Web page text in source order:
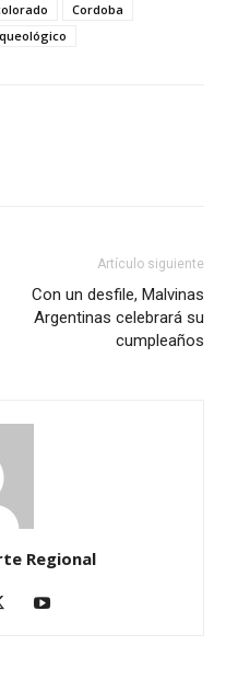
Cordoba
Artículo siguiente
Con un desfile, Malvinas
Argentinas celebrará su
cumpleaños
Regional